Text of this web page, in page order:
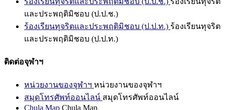
และประพฤติมิชอบ (ป.ป.ช.)
ร้องเรียนทุจริตและประพฤติมิชอบ (ป.ป.ท.) ร้องเรียนทุจริต
และประพฤติมิชอบ (ป.ป.ท.)
ติดต่อจุฬาฯ
หน่วยงานของจุฬาฯ หน่วยงานของจุฬาฯ
สมุดโทรศัพท์ออนไลน์ สมุดโทรศัพท์ออนไลน์
Chula Map Chula Map